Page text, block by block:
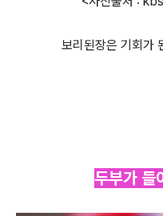
보리된장은 기회가
두부가 들